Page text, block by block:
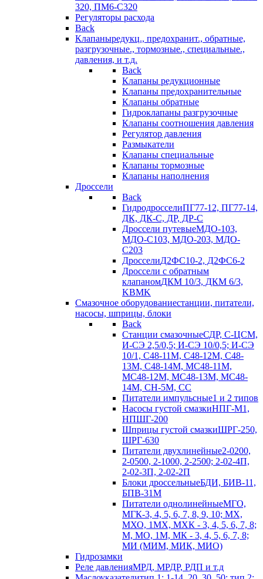
320, ПМ6-С320
Регуляторы расхода
Back
Клапаныредукц., предохранит., обратные,
разгрузочные., тормозные., специальные.,
давления, и т.д.
Back
Клапаны редукционные
Клапаны предохранительные
Клапаны обратные
Гидроклапаны разгрузочные
Клапаны соотношения давления
Регулятор давления
Размыкатели
Клапаны специальные
Клапаны тормозные
Клапаны наполнения
Дроссели
Back
ГидродросселиПГ77-12, ПГ77-14,
ДК, ДК-С, ДР, ДР-С
Дроссели путевыеМДО-103,
МДО-С103, МДО-203, МДО-
С203
ДросселиД2ФС10-2, Д2ФС6-2
Дроссели с обратным
клапаномДКМ 10/3, ДКМ 6/3,
KBMK
Смазочное оборудованиестанции, питатели,
насосы, шприцы, блоки
Back
Станции смазочныеСДР, С-ЦСМ,
И-СЭ 2,5/0,5; И-СЭ 10/0,5; И-СЭ
10/1, С48-11М, С48-12М, С48-
13М, С48-14М, МС48-11М,
МС48-12М, МС48-13М, МС48-
14М, СН-5М, CC
Питатели импульсные1 и 2 типов
Насосы густой смазкиНПГ-М1,
НПШГ-200
Шприцы густой смазкиШРГ-250,
ШРГ-630
Питатели двухлинейные2-0200,
2-0500, 2-1000, 2-2500; 2-02-4П,
2-02-3П, 2-02-2П
Блоки дроссельныеБДИ, БИВ-11,
БПВ-31М
Питатели однолинейныеМГО,
МГК-3, 4, 5, 6, 7, 8, 9, 10; МХ,
МХО, 1МХ, МХК - 3, 4, 5, 6, 7, 8;
М, МО, 1М, МК - 3, 4, 5, 6, 7, 8;
МИ (МИМ, МИК, МИО)
Гидрозамки
Реле давленияМРД, МРДР, РДП и т.д